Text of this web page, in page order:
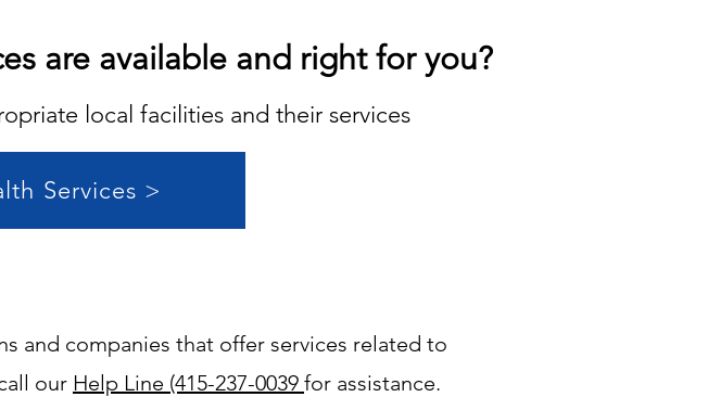
are available and right for you?
local facilities and their services
Services >
and companies that offer services related to
our Help Line (415-237-0039 for assistance.